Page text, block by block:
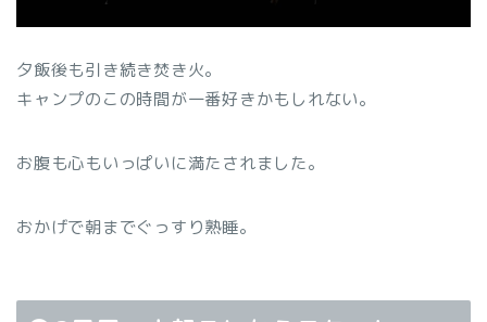
夕飯後も引き続き焚き火。
キャンプのこの時間が一番好きかもしれない。
お腹も心もいっぱいに満たされました。
おかげで朝までぐっすり熟睡。